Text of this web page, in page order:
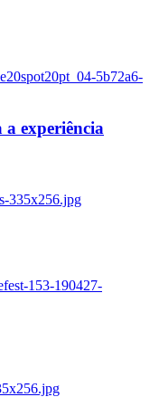
5b72a6-
experiência
335x256.jpg
153-190427-